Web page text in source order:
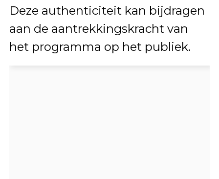
Deze authenticiteit kan bijdragen
aan de aantrekkingskracht van
het programma op het publiek.